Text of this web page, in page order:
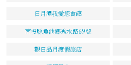
日月潭我愛您會館
南投縣魚池鄉秀水路69號
觀日品月渡假旅店